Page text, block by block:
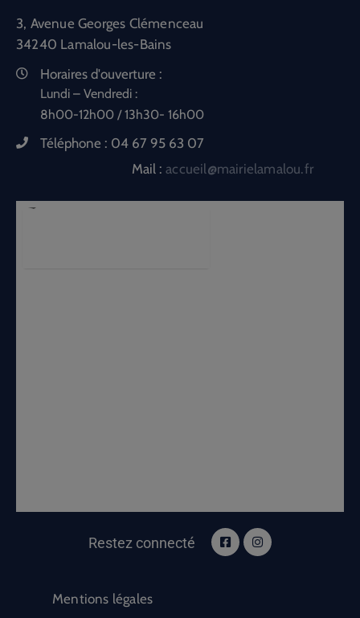
3, Avenue Georges Clémenceau
34240 Lamalou-les-Bains
Horaires d'ouverture :
Lundi – Vendredi :
8h00-12h00 / 13h30- 16h00
Téléphone : 04 67 95 63 07
Mail :accueil@mairielamalou.fr
Restez connecté
Mentions légales